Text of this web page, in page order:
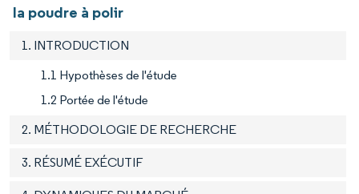
la poudre à polir
1. INTRODUCTION
1.1 Hypothèses de l'étude
1.2 Portée de l'étude
2. MÉTHODOLOGIE DE RECHERCHE
3. RÉSUMÉ EXÉCUTIF